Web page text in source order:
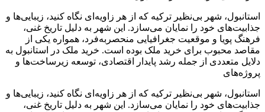
استانبول، شهر بی‌نظیر ترکیه که از هر زاویه‌ای نگاه کنید، زیبایی‌ها و
جذابیت‌های خود را نمایان می‌سازد. این شهر به دلیل تاریخ غنی،
فرهنگ پویا و موقعیت جغرافیایی منحصربه‌فرد، همواره یکی از
مقاصد محبوب برای خرید ملک بوده است. خرید ملک در استانبول به
دلایل متعددی از جمله رشد پایدار اقتصادی، توسعه زیرساخت‌ها و
پروژه‌های
استانبول، شهر بی‌نظیر ترکیه که از هر زاویه‌ای نگاه کنید، زیبایی‌ها و
جذابیت‌های خود را نمایان می‌سازد. این شهر به دلیل تاریخ غنی،